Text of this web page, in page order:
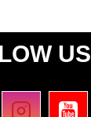
US